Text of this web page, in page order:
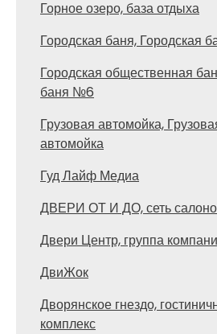
Горное озеро, база отдыха
Городская баня, Городская
Городская общественная
баня №6
Грузовая автомойка,
автомойка
Гуд Лайф Медиа
ДВЕРИ ОТ И ДО, сеть
Двери Центр, группа
ДвиЖок
Дворянское гнездо,
комплекс